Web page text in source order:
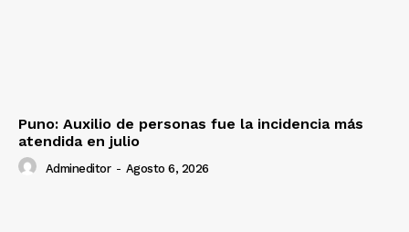
Puno: Auxilio de personas fue la incidencia más
atendida en julio
Admineditor - Agosto 6, 2026